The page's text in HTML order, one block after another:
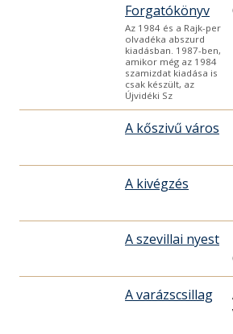
Forgatókönyv
Az 1984 és a Rajk-per
olvadéka abszurd
kiadásban. 1987-ben,
amikor még az 1984
szamizdat kiadása is
csak készült, az
Újvidéki Sz
A kőszivű város
A kivégzés
A szevillai nyest
A varázscsillag